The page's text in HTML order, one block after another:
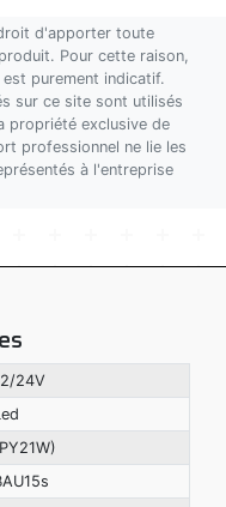
d'apporter toute
Pour cette raison,
purement indicatif.
sur ce site sont utilisés
propriété exclusive de
professionnel ne lie les
à l'entreprise
24V